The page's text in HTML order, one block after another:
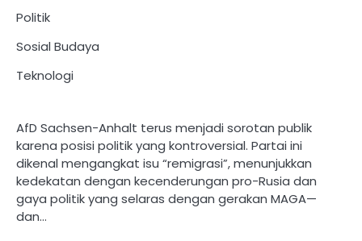
Politik
Sosial Budaya
Teknologi
AfD Sachsen-Anhalt terus menjadi sorotan publik
karena posisi politik yang kontroversial. Partai ini
dikenal mengangkat isu “remigrasi”, menunjukkan
kedekatan dengan kecenderungan pro-Rusia dan
gaya politik yang selaras dengan gerakan MAGA—
dan…